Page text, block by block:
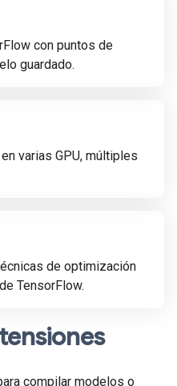
con puntos de
guardado.
varias GPU, múltiples
de optimización
TensorFlow.
compilar modelos o